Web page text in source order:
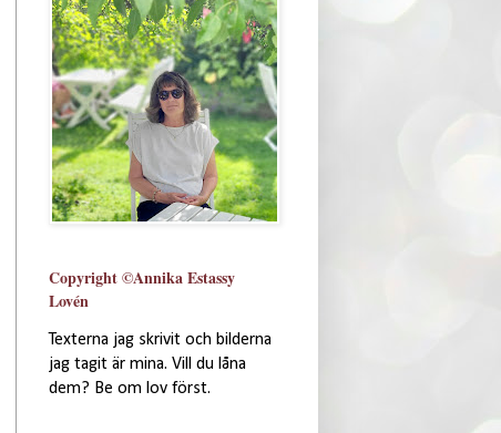
Copyright ©Annika Estassy
Lovén
Texterna jag skrivit och bilderna
jag tagit är mina. Vill du låna
dem? Be om lov först.